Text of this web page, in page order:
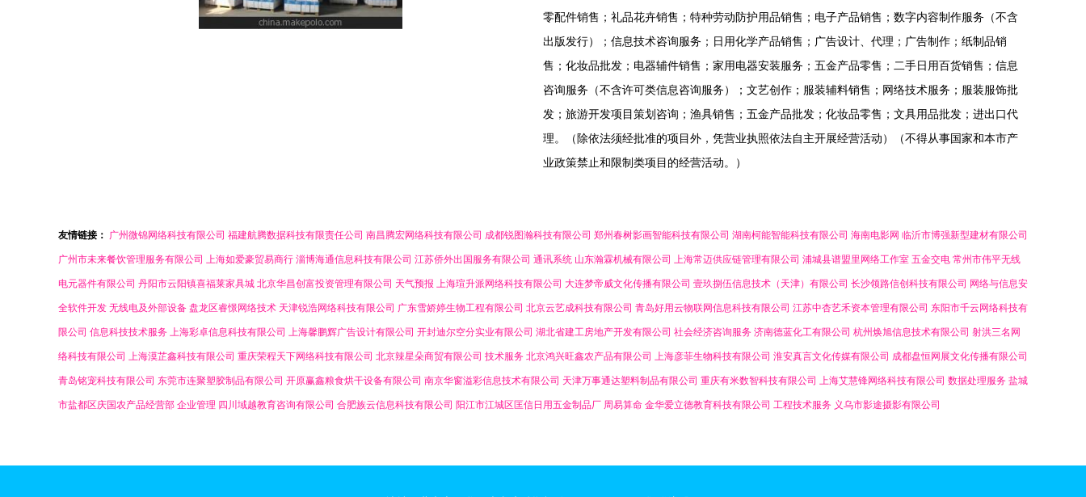
零配件销售；礼品花卉销售；特种劳动防护用品销售；电子产品销售；数字内容制作服务（不含
出版发行）；信息技术咨询服务；日用化学产品销售；广告设计、代理；广告制作；纸制品销
售；化妆品批发；电器辅件销售；家用电器安装服务；五金产品零售；二手日用百货销售；信息
咨询服务（不含许可类信息咨询服务）；文艺创作；服装辅料销售；网络技术服务；服装服饰批
发；旅游开发项目策划咨询；渔具销售；五金产品批发；化妆品零售；文具用品批发；进出口代
理。（除依法须经批准的项目外，凭营业执照依法自主开展经营活动）（不得从事国家和本市产
业政策禁止和限制类项目的经营活动。）
友情链接： 广州微锦网络科技有限公司 福建航腾数据科技有限责任公司 南昌腾宏网络科技有限公司 成都锐图瀚科技有限公司 郑州春树影画智能科技有限公司 湖南柯能智能科技有限公司 海南电影网 临沂市博强新型建材有限公司
广州市未来餐饮管理服务有限公司 上海如爱豪贸易商行 淄博海通信息科技有限公司 江苏侨外出国服务有限公司 通讯系统 山东瀚霖机械有限公司 上海常迈供应链管理有限公司 浦城县谱盟里网络工作室 五金交电 常州市伟平无线
电元器件有限公司 丹阳市云阳镇喜福莱家具城 北京华昌创富投资管理有限公司 天气预报 上海瑄升派网络科技有限公司 大连梦帝威文化传播有限公司 壹玖捌伍信息技术（天津）有限公司 长沙领路信创科技有限公司 网络与信息安
全软件开发 无线电及外部设备 盘龙区睿憬网络技术 天津锐浩网络科技有限公司 广东雪娇婷生物工程有限公司 北京云艺成科技有限公司 青岛好用云物联网信息科技有限公司 江苏中杏艺禾资本管理有限公司 东阳市千云网络科技有
限公司 信息科技技术服务 上海彩卓信息科技有限公司 上海馨鹏辉广告设计有限公司 开封迪尔空分实业有限公司 湖北省建工房地产开发有限公司 社会经济咨询服务 济南德蓝化工有限公司 杭州焕旭信息技术有限公司 射洪三名网
络科技有限公司 上海漠芷鑫科技有限公司 重庆荣程天下网络科技有限公司 北京辣星朵商贸有限公司 技术服务 北京鸿兴旺鑫农产品有限公司 上海彦菲生物科技有限公司 淮安真言文化传媒有限公司 成都盘恒网展文化传播有限公司
青岛铭宠科技有限公司 东莞市连聚塑胶制品有限公司 开原赢鑫粮食烘干设备有限公司 南京华窗溢彩信息技术有限公司 天津万事通达塑料制品有限公司 重庆有米数智科技有限公司 上海艾慧锋网络科技有限公司 数据处理服务 盐城
市盐都区庆国农产品经营部 企业管理 四川域越教育咨询有限公司 合肥族云信息科技有限公司 阳江市江城区匡信日用五金制品厂 周易算命 金华爱立德教育科技有限公司 工程技术服务 义乌市影途摄影有限公司